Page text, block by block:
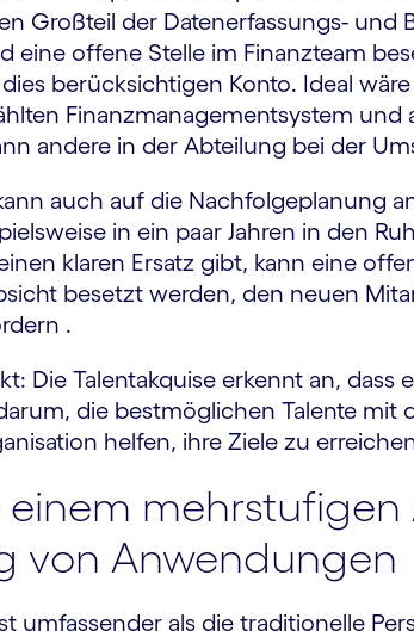
Großteil der Datenerfassungs- und
eine offene Stelle im Finanz­team
berück­sichtigen Konto. Ideal
Finanz­management­system und
andere in der Abteilung bei der
auch auf die Nachfolge­planung
in ein paar Jahren in den
klaren Ersatz gibt, kann eine
besetzt werden, den neuen
.
Die Talent­akquise erkennt an, dass
die bestmöglichen Talente mit
helfen, ihre Ziele zu
einem mehrstufigen
von Anwendungen
umfassender als die traditionelle